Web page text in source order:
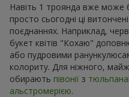
Навіть 1 троянда вже може
просто сьогодні ці
поєднаннях. Наприклад,
букет квітів "Кохаю"
або пудровими
колориту. Для ніжного,
обирають півонії з
альстромерією.